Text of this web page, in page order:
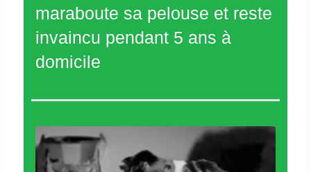
maraboute sa pelouse et reste
invaincu pendant 5 ans à
domicile